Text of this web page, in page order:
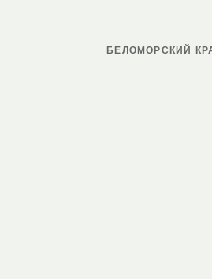
БЕЛОМОРСКИЙ